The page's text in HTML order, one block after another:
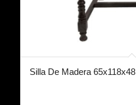
Silla De Madera 65x118x48